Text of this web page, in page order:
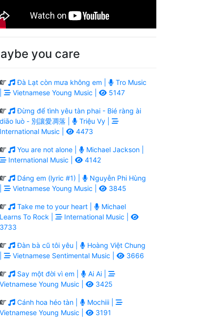
you care
Đà Lạt còn mưa không em |
Tro Music
Vietnamese Young Music | 5147
Đừng để tình yêu tàn phai - Bié ràng ài
diāo luò - 別讓愛凋落 |
Triệu Vy |
International Music |
4473
You are not alone |
Michael Jackson |
International Music |
4142
Dáng em (lyric #1) |
Nguyễn Phi Hùng
Vietnamese Young Music | 3845
Take me to your heart |
Michael
Learns To Rock |
International Music |
3733
Đàn bà cũ tôi yêu |
Hoàng Việt Chung
Vietnamese Sentimental Music | 3666
Say một đời vì em |
Ai Ai |
Vietnamese Young Music |
3425
Cánh hoa héo tàn |
Mochiii |
Vietnamese Young Music |
3191